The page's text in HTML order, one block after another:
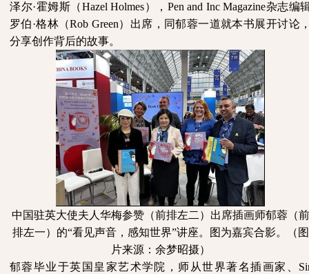
泽尔·霍姆斯（Hazel Holmes），Pen and Inc Magazine杂志编
罗伯·格林（Rob Green）出席，同郁蓉一道就本书展开讨论
分享创作背后的故事。
中国驻英大使夫人华梅参赞（前排左二）出席插画师郁蓉（前
排左一）的“看见声音，感知世界”讲座。图为嘉宾合影。（图
片来源：余梦昭摄）
郁蓉毕业于英国皇家艺术学院，师从世界著名插画家、